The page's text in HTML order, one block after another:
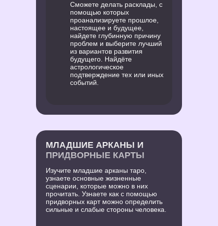
Сможете делать расклады, с
помощью которых
проанализируете прошлое,
настоящее и будущее,
найдете глубинную причину
проблем и выберите лучший
из вариантов развития
будущего. Найдёте
астрологическое
подтверждение тех или иных
событий.
Изучите младшие арканы таро,
узнаете основные жизненные
сценарии, которые можно в них
прочитать. Узнаете как с помощью
придворных карт можно определить
сильные и слабые стороны человека.
МЛАДШИЕ АРКАНЫ И
ПРИДВОРНЫЕ КАРТЫ